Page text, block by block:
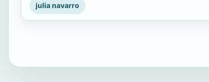
julia navarro